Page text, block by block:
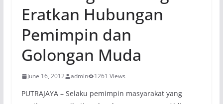
Eratkan Hubungan
Pemimpin dan
Golongan Muda
June 16, 2012 admin 1261 Views
PUTRAJAYA – Selaku pemimpin masyarakat yang